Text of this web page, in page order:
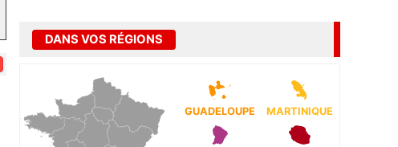
DANS VOS RÉGIONS
GUADELOUPE MARTINIQUE